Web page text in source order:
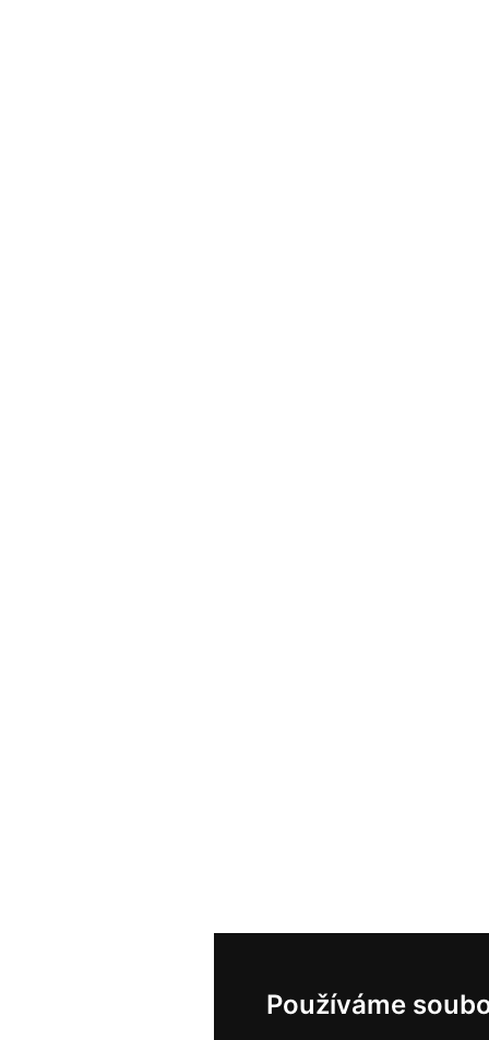
Používáme